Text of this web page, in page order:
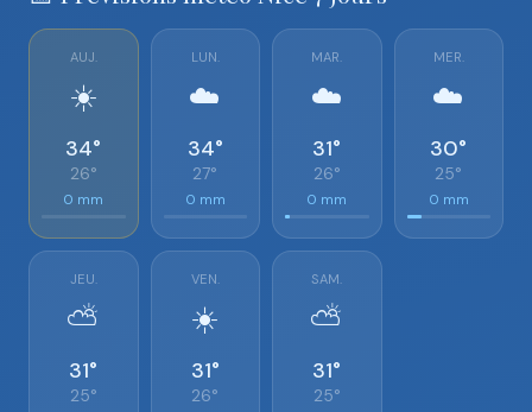
AUJ.
☀️
34°
26°
0 mm
LUN.
☁️
34°
27°
0 mm
MAR.
☁️
31°
26°
0 mm
MER.
☁️
30°
25°
0 mm
JEU.
⛅
31°
25°
VEN.
☀️
31°
26°
SAM.
⛅
31°
25°